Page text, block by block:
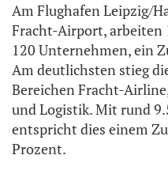
Am Flughafen Leipzig/
Fracht-Airport, arbeiten
120 Unternehmen, ein
Am deutlichsten stieg
Bereichen Fracht-
und Logistik. Mit rund
entspricht dies einem
Prozent.